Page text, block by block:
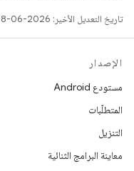
تاريخ التعديل الأخير: 2026-06-18 (حسب التوقيت العالمي المتفَّق عليه)
الإصدار
مستودع Android
المتطلّبات
التنزيل
معاينة البرامج الثنائية